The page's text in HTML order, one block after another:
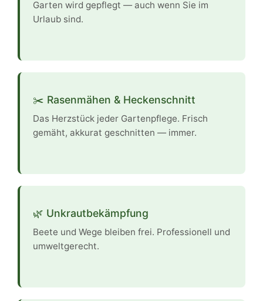
Garten wird gepflegt — auch wenn Sie im
Urlaub sind.
✂️ Rasenmähen & Heckenschnitt
Das Herzstück jeder Gartenpflege. Frisch
gemäht, akkurat geschnitten — immer.
🌿 Unkrautbekämpfung
Beete und Wege bleiben frei. Professionell und
umweltgerecht.